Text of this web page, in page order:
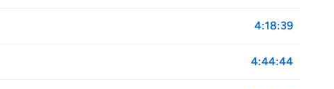
4:18:39
4:44:44